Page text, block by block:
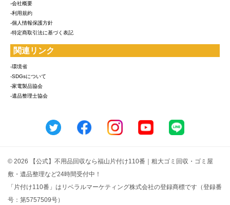
-会社概要
-利用規約
-個人情報保護方針
-特定商取引法に基づく表記
関連リンク
-環境省
-SDGsについて
-家電製品協会
-遺品整理士協会
© 2026 【公式】不用品回収なら福山片付け110番｜粗大ゴミ回収・ゴミ屋
敷・遺品整理など24時間受付中！
「片付け110番」はリベラルマーケティング株式会社の登録商標です（登録番
号：第5757509号）